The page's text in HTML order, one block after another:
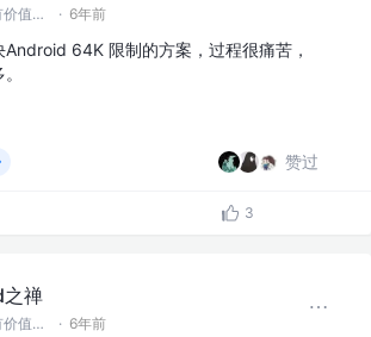
和你分享有价值有思考的技术文章 @微信 Ming_Lyan · 6年前
64K 限制的方案，过程很痛苦，
赞过
3
禅
和你分享有价值有思考的技术文章 @微信 Ming_Lyan · 6年前